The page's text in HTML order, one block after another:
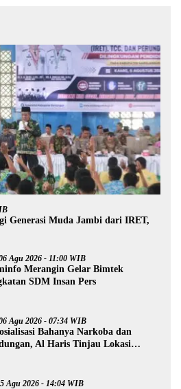
Generasi Muda Jambi dari IRET,
Agu 2026 - 11:00 WIB
Merangin Gelar Bimtek
SDM Insan Pers
Agu 2026 - 07:34 WIB
Bahanya Narkoba dan
Al Haris Tinjau Lokasi
Agu 2026 - 14:04 WIB